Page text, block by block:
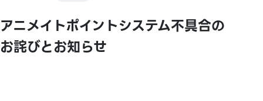
アニメイトポイントシステム不具合の
お詫びとお知らせ